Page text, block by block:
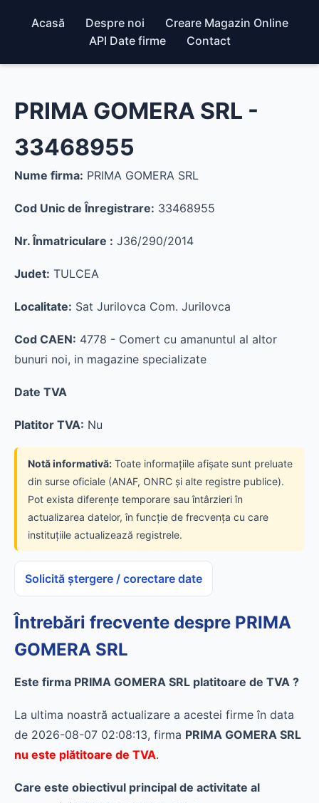
Acasă Despre noi
Creare Magazin Online
API Date firme
Contact
PRIMA GOMERA SRL -
33468955
Nume firma: PRIMA GOMERA SRL
Cod Unic de Înregistrare: 33468955
Nr. Înmatriculare : J36/290/2014
Judet: TULCEA
Localitate: Sat Jurilovca Com. Jurilovca
Cod CAEN: 4778 - Comert cu amanuntul al altor
bunuri noi, in magazine specializate
Date TVA
Platitor TVA: Nu
Notă informativă: Toate informațiile afișate sunt preluate
din surse oficiale (ANAF, ONRC și alte registre publice).
Pot exista diferențe temporare sau întârzieri în
actualizarea datelor, în funcție de frecvența cu care
instituțiile actualizează registrele.
Solicită ștergere / corectare date
Întrebări frecvente despre PRIMA
GOMERA SRL
Este firma PRIMA GOMERA SRL platitoare de TVA ?
La ultima noastră actualizare a acestei firme în data
de 2026-08-07 02:08:13, firma PRIMA GOMERA SRL
nu este plătitoare de TVA.
Care este obiectivul principal de activitate al